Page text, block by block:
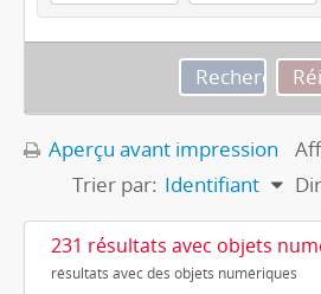
Aperçu avant impression
Trier par: Identifiant
231 résultats avec objets
résultats avec des objets numériques